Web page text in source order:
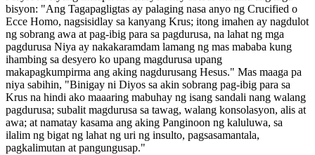
bisyon: "Ang Tagapagligtas ay palaging nasa anyo ng Crucified o
Ecce Homo, nagsisidlay sa kanyang Krus; itong imahen ay nagdulot
ng sobrang awa at pag-ibig para sa pagdurusa, na lahat ng mga
pagdurusa Niya ay nakakaramdam lamang ng mas mababa kung
ihambing sa desyero ko upang magdurusa upang
makapagkumpirma ang aking nagdurusang Hesus." Mas maaga pa
niya sabihin, "Binigay ni Diyos sa akin sobrang pag-ibig para sa
Krus na hindi ako maaaring mabuhay ng isang sandali nang walang
pagdurusa; subalit magdurusa sa tawag, walang konsolasyon, alis at
awa; at namatay kasama ang aking Panginoon ng kaluluwa, sa
ilalim ng bigat ng lahat ng uri ng insulto, pagsasamantala,
pagkalimutan at pangungusap."